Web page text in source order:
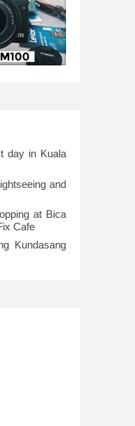
day in Kuala
and
at Bica
Cafe
Kundasang